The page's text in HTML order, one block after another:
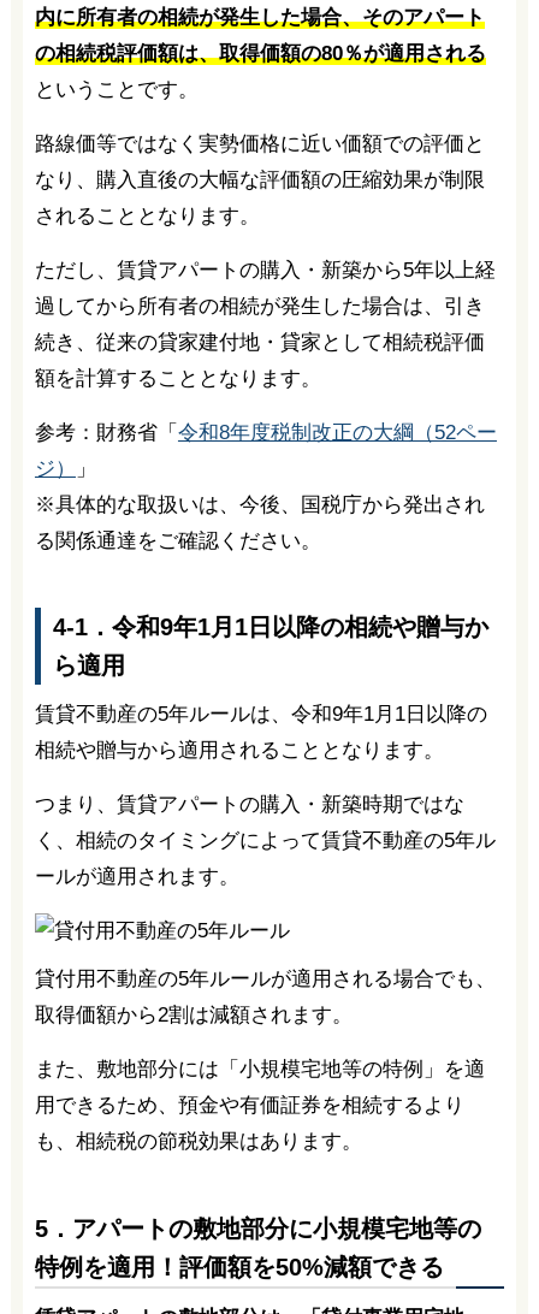
内に所有者の相続が発生した場合、そのアパート
の相続税評価額は、取得価額の80％が適用される
ということです。
路線価等ではなく実勢価格に近い価額での評価と
なり、購入直後の大幅な評価額の圧縮効果が制限
されることとなります。
ただし、賃貸アパートの購入・新築から5年以上経
過してから所有者の相続が発生した場合は、引き
続き、従来の貸家建付地・貸家として相続税評価
額を計算することとなります。
参考：財務省「 令和8年度税制改正の大綱（52ペー
ジ）
」
※具体的な取扱いは、今後、国税庁から発出され
る関係通達をご確認ください。
4-1．令和9年1月1日以降の相続や贈与か
ら適用
賃貸不動産の5年ルールは、令和9年1月1日以降の
相続や贈与から適用されることとなります。
つまり、賃貸アパートの購入・新築時期ではな
く、相続のタイミングによって賃貸不動産の5年ル
ールが適用されます。
貸付用不動産の5年ルールが適用される場合でも、
取得価額から2割は減額されます。
また、敷地部分には「小規模宅地等の特例」を適
用できるため、預金や有価証券を相続するより
も、相続税の節税効果はあります。
5．アパートの敷地部分に小規模宅地等の
特例を適用！評価額を50%減額できる